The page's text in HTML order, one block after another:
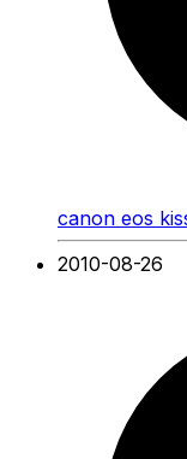
canon eos
2010-08-26